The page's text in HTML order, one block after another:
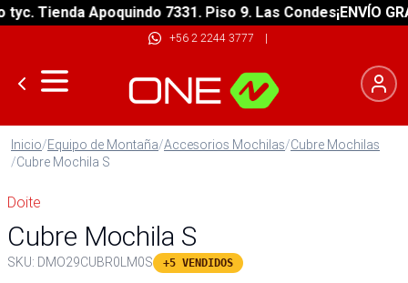
Tienda Apoquindo 7331. Piso 9. Las Condes¡ENVÍO
+56 2 2244 3777 |
Inicio/Equipo de Montaña/Accesorios Mochilas/Cubre Mochilas
/Cubre Mochila S
Doite
Cubre Mochila S
SKU: DMO29CUBR0LM0S +5 VENDIDOS